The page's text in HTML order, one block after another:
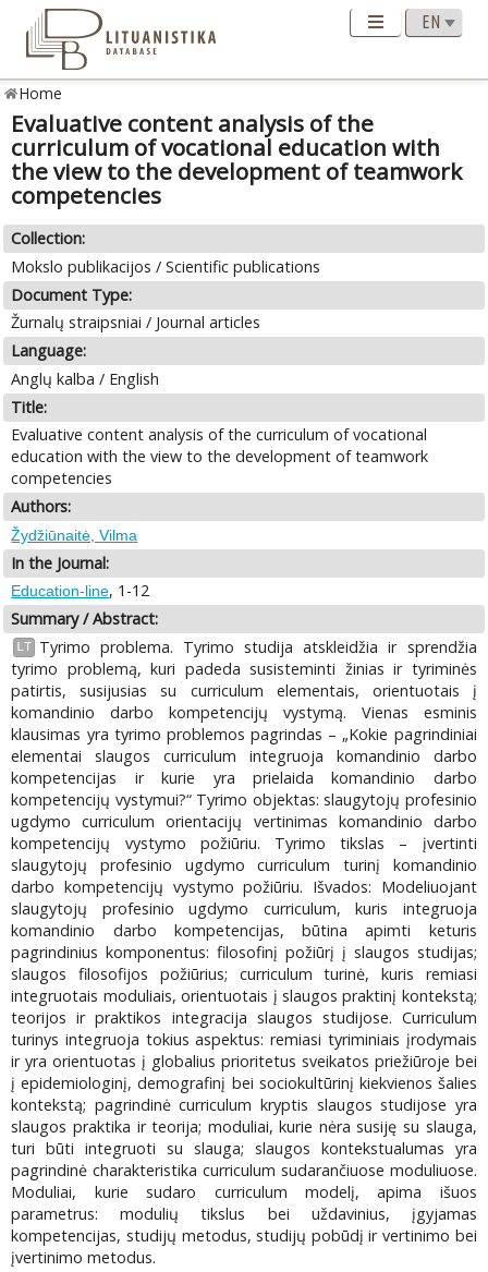
Home
Evaluative content analysis of the
curriculum of vocational education with
the view to the development of teamwork
competencies
Collection:
Mokslo publikacijos / Scientific publications
Document Type:
Žurnalų straipsniai / Journal articles
Language:
Anglų kalba / English
Title:
Evaluative content analysis of the curriculum of vocational
education with the view to the development of teamwork
competencies
Authors:
Žydžiūnaitė, Vilma
In the Journal:
Education-line, 1-12
Summary / Abstract:
LT
Tyrimo problema. Tyrimo studija atskleidžia ir sprendžia
tyrimo problemą, kuri padeda susisteminti žinias ir tyriminės
patirtis, susijusias su curriculum elementais, orientuotais į
komandinio darbo kompetencijų vystymą. Vienas esminis
klausimas yra tyrimo problemos pagrindas – „Kokie pagrindiniai
elementai slaugos curriculum integruoja komandinio darbo
kompetencijas ir kurie yra prielaida komandinio darbo
kompetencijų vystymui?“ Tyrimo objektas: slaugytojų profesinio
ugdymo curriculum orientacijų vertinimas komandinio darbo
kompetencijų vystymo požiūriu. Tyrimo tikslas – įvertinti
slaugytojų profesinio ugdymo curriculum turinį komandinio
darbo kompetencijų vystymo požiūriu. Išvados: Modeliuojant
slaugytojų profesinio ugdymo curriculum, kuris integruoja
komandinio darbo kompetencijas, būtina apimti keturis
pagrindinius komponentus: filosofinį požiūrį į slaugos studijas;
slaugos filosofijos požiūrius; curriculum turinė, kuris remiasi
integruotais moduliais, orientuotais į slaugos praktinį kontekstą;
teorijos ir praktikos integracija slaugos studijose. Curriculum
turinys integruoja tokius aspektus: remiasi tyriminiais įrodymais
ir yra orientuotas į globalius prioritetus sveikatos priežiūroje bei
į epidemiologinį, demografinį bei sociokultūrinį kiekvienos šalies
kontekstą; pagrindinė curriculum kryptis slaugos studijose yra
slaugos praktika ir teorija; moduliai, kurie nėra susiję su slauga,
turi būti integruoti su slauga; slaugos kontekstualumas yra
pagrindinė charakteristika curriculum sudarančiuose moduliuose.
Moduliai, kurie sudaro curriculum modelį, apima išuos
parametrus: modulių tikslus bei uždavinius, įgyjamas
kompetencijas, studijų metodus, studijų pobūdį ir vertinimo bei
įvertinimo metodus.